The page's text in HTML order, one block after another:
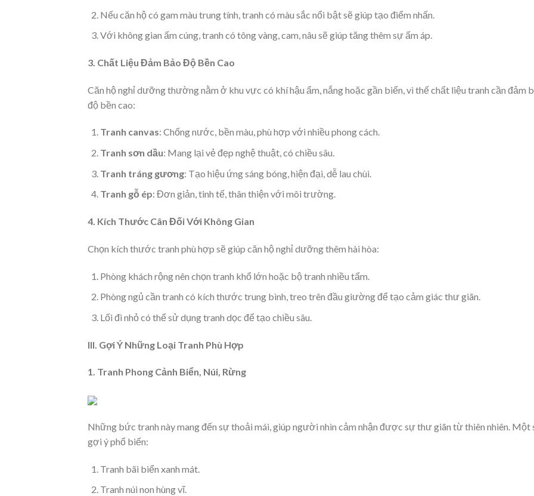
Nếu căn hộ có gam màu trung tính, tranh có màu sắc nổi bật sẽ giúp tạo điểm nhấn.
Với không gian ấm cúng, tranh có tông vàng, cam, nâu sẽ giúp tăng thêm sự ấm áp.
3. Chất Liệu Đảm Bảo Độ Bền Cao
Căn hộ nghỉ dưỡng thường nằm ở khu vực có khí hậu ẩm, nắng hoặc gần biển, vì thế chất liệu tranh cần đảm
độ bền cao:
Tranh canvas: Chống nước, bền màu, phù hợp với nhiều phong cách.
Tranh sơn dầu: Mang lại vẻ đẹp nghệ thuật, có chiều sâu.
Tranh tráng gương: Tạo hiệu ứng sáng bóng, hiện đại, dễ lau chùi.
Tranh gỗ ép: Đơn giản, tinh tế, thân thiện với môi trường.
4. Kích Thước Cân Đối Với Không Gian
Chọn kích thước tranh phù hợp sẽ giúp căn hộ nghỉ dưỡng thêm hài hòa:
Phòng khách rộng nên chọn tranh khổ lớn hoặc bộ tranh nhiều tấm.
Phòng ngủ cần tranh có kích thước trung bình, treo trên đầu giường để tạo cảm giác thư giãn.
Lối đi nhỏ có thể sử dụng tranh dọc để tạo chiều sâu.
III. Gợi Ý Những Loại Tranh Phù Hợp
1. Tranh Phong Cảnh Biển, Núi, Rừng
Những bức tranh này mang đến sự thoải mái, giúp người nhìn cảm nhận được sự thư giãn từ thiên nhiên. Một
gợi ý phổ biến:
Tranh bãi biển xanh mát.
Tranh núi non hùng vĩ.